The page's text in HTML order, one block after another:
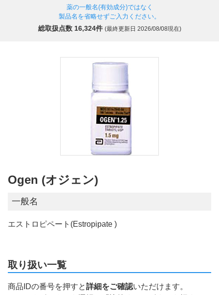
薬の一般名(有効成分)ではなく
製品名を省略せずご入力ください。
総取扱点数 16,324件 (最終更新日 2026/08/08現在)
Ogen (オジェン)
一般名
エストロピペート(Estropipate )
取り扱い一覧
商品IDの番号を押すと詳細をご確認いただけます。